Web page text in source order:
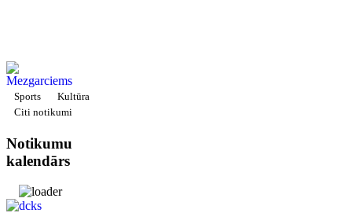
Sports
Kultūra
Citi notikumi
Notikumu
kalendārs